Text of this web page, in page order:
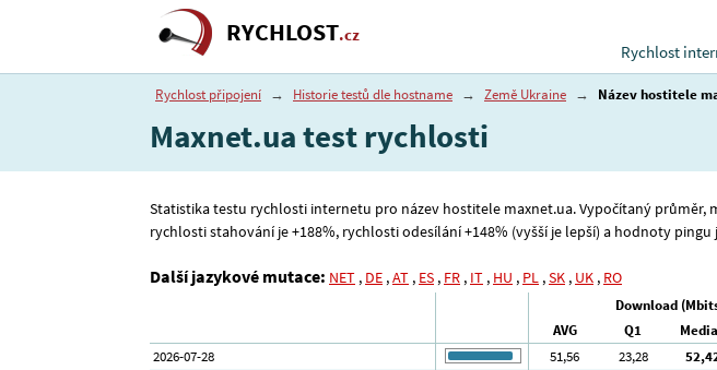
RYCHLOST.cz
Rychlost
Rychlost připojení → Historie testů dle hostname → Země Ukraine → Název hostitele
Maxnet.ua test rychlosti
Statistika testu rychlosti internetu pro název hostitele maxnet.ua. Vypočítaný
rychlosti stahování je +188%, rychlosti odesílání +148% (vyšší je lepší) a hodnoty pingu
Další jazykové mutace: NET , DE ,AT , ES , FR , IT , HU , PL ,SK , UK , RO
Download
AVG
Q1
2026-07-28
51,56 23,28 52